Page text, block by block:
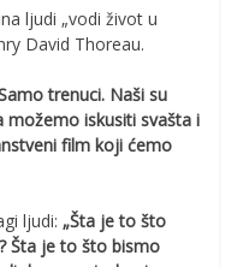
ljudi „vodi život u
David Thoreau.
trenuci. Naši su
iskusiti svašta i
film koji ćemo
ljudi: „Šta je to što
Šta je to što bismo